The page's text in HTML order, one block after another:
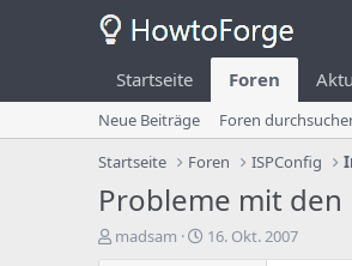
Startseite Foren
Neue Beiträge
Foren
Startseite
Foren ISPConfig
Probleme mit den
E
madsam
E16. Okt. 2007